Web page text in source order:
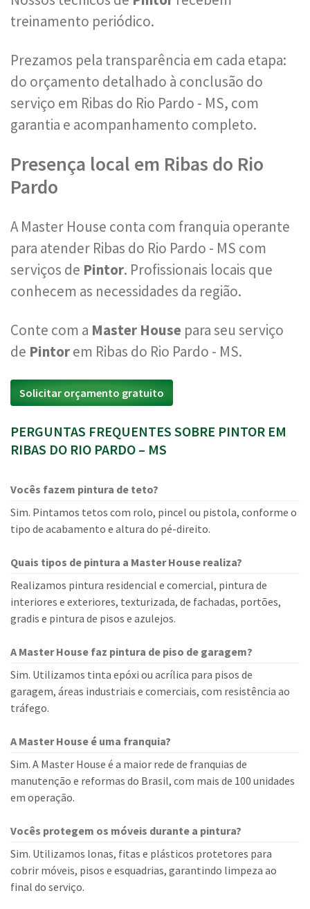
treinamento periódico.
Prezamos pela transparência em cada etapa:
do orçamento detalhado à conclusão do
serviço em Ribas do Rio Pardo - MS, com
garantia e acompanhamento completo.
Presença local em Ribas do Rio
Pardo
A Master House conta com franquia operante
para atender Ribas do Rio Pardo - MS com
serviços de Pintor. Profissionais locais que
conhecem as necessidades da região.
Conte com a Master House para seu serviço
de Pintorem Ribas do Rio Pardo - MS.
Solicitar orçamento gratuito
PERGUNTAS FREQUENTES SOBRE PINTOR EM
RIBAS DO RIO PARDO – MS
Vocês fazem pintura de teto?
Sim. Pintamos tetos com rolo, pincel ou pistola, conforme o
tipo de acabamento e altura do pé-direito.
Quais tipos de pintura a Master House realiza?
Realizamos pintura residencial e comercial, pintura de
interiores e exteriores, texturizada, de fachadas, portões,
gradis e pintura de pisos e azulejos.
A Master House faz pintura de piso de garagem?
Sim. Utilizamos tinta epóxi ou acrílica para pisos de
garagem, áreas industriais e comerciais, com resistência ao
tráfego.
A Master House é uma franquia?
Sim. A Master House é a maior rede de franquias de
manutenção e reformas do Brasil, com mais de 100 unidades
em operação.
Vocês protegem os móveis durante a pintura?
Sim. Utilizamos lonas, fitas e plásticos protetores para
cobrir móveis, pisos e esquadrias, garantindo limpeza ao
final do serviço.